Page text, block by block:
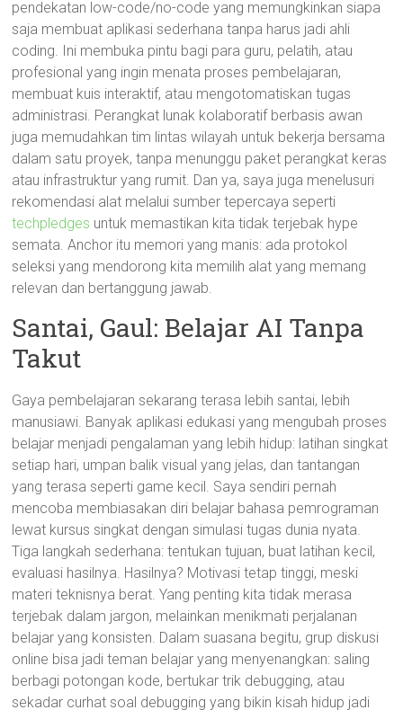
pendekatan low-code/no-code yang memungkinkan siapa
saja membuat aplikasi sederhana tanpa harus jadi ahli
coding. Ini membuka pintu bagi para guru, pelatih, atau
profesional yang ingin menata proses pembelajaran,
membuat kuis interaktif, atau mengotomatiskan tugas
administrasi. Perangkat lunak kolaboratif berbasis awan
juga memudahkan tim lintas wilayah untuk bekerja bersama
dalam satu proyek, tanpa menunggu paket perangkat keras
atau infrastruktur yang rumit. Dan ya, saya juga menelusuri
rekomendasi alat melalui sumber tepercaya seperti
techpledges untuk memastikan kita tidak terjebak hype
semata. Anchor itu memori yang manis: ada protokol
seleksi yang mendorong kita memilih alat yang memang
relevan dan bertanggung jawab.
Santai, Gaul: Belajar AI Tanpa
Takut
Gaya pembelajaran sekarang terasa lebih santai, lebih
manusiawi. Banyak aplikasi edukasi yang mengubah proses
belajar menjadi pengalaman yang lebih hidup: latihan singkat
setiap hari, umpan balik visual yang jelas, dan tantangan
yang terasa seperti game kecil. Saya sendiri pernah
mencoba membiasakan diri belajar bahasa pemrograman
lewat kursus singkat dengan simulasi tugas dunia nyata.
Tiga langkah sederhana: tentukan tujuan, buat latihan kecil,
evaluasi hasilnya. Hasilnya? Motivasi tetap tinggi, meski
materi teknisnya berat. Yang penting kita tidak merasa
terjebak dalam jargon, melainkan menikmati perjalanan
belajar yang konsisten. Dalam suasana begitu, grup diskusi
online bisa jadi teman belajar yang menyenangkan: saling
berbagi potongan kode, bertukar trik debugging, atau
sekadar curhat soal debugging yang bikin kisah hidup jadi